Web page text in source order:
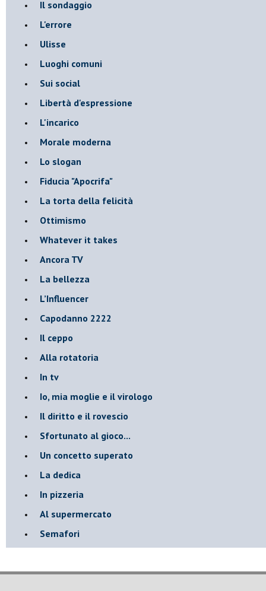
Il sondaggio
L'errore
Ulisse
Luoghi comuni
Sui social
Libertà d'espressione
L'incarico
Morale moderna
Lo slogan
Fiducia "Apocrifa"
La torta della felicità
Ottimismo
Whatever it takes
Ancora TV
La bellezza
L’Influencer
​Capodanno 2222
Il ceppo
Alla rotatoria
In tv
Io, mia moglie e il virologo
Il diritto e il rovescio
Sfortunato al gioco...
Un concetto superato
La dedica
In pizzeria
Al supermercato
Semafori